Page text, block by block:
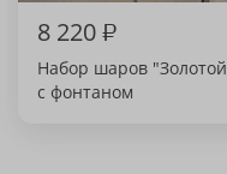
8 220₽
Набор шаров "Золотой
с фонтаном